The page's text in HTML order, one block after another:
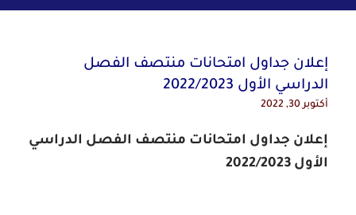
إعلان جداول امتحانات منتصف الفصل
الدراسي الأول 2022/2023
أكتوبر 30, 2022
إعلان جداول امتحانات منتصف الفصل الدراسي
الأول 2022/2023